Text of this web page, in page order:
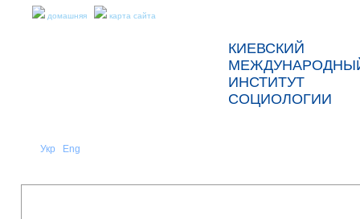
домашняя карта сайта
КИЕВСКИЙ
ИНСТИТУТ
СОЦИОЛОГИИ
Укр Eng